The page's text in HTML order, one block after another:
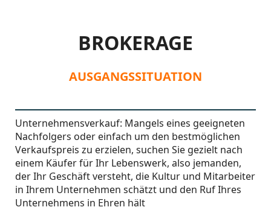
BROKERAGE
AUSGANGSSITUATION
Unternehmensverkauf: Mangels eines geeigneten
Nachfolgers oder einfach um den bestmöglichen
Verkaufspreis zu erzielen, suchen Sie gezielt nach
einem Käufer für Ihr Lebenswerk, also jemanden,
der Ihr Geschäft versteht, die Kultur und Mitarbeiter
in Ihrem Unternehmen schätzt und den Ruf Ihres
Unternehmens in Ehren hält